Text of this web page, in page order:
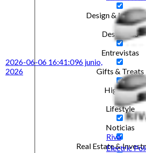
Design &
Destacado
Entrevistas
Gifts & Treats
Highlight
Lifestyle
Noticias
Real Estate &
2026-06-06 16:41:096 junio,
2026
Riva
Electric